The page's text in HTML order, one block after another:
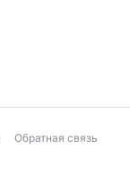
Обратная связь